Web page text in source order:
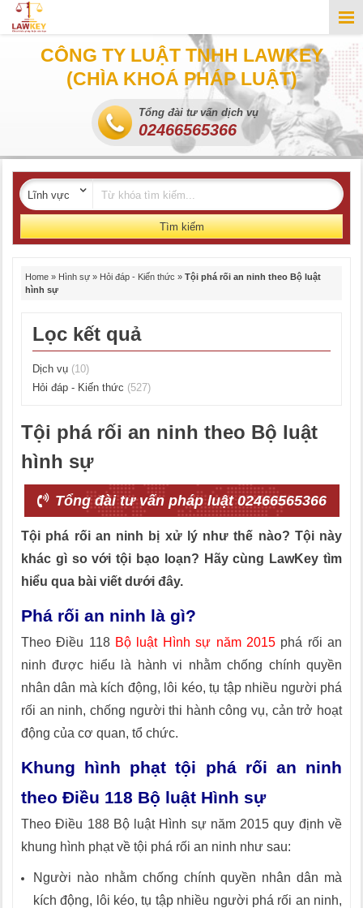
CÔNG TY LUẬT TNHH LAWKEY
(CHÌA KHOÁ PHÁP LUẬT)
Tổng đài tư vấn dịch vụ
02466565366
Tìm kiếm
Home » Hình sự » Hỏi đáp - Kiến thức » Tội phá rối an ninh theo Bộ luật
hình sự
Lọc kết quả
Dịch vụ (10)
Hỏi đáp - Kiến thức (527)
Tội phá rối an ninh theo Bộ luật
hình sự
Tổng đài tư vấn pháp luật 02466565366
Tội phá rối an ninh bị xử lý như thế nào? Tội này
khác gì so với tội bạo loạn? Hãy cùng LawKey tìm
hiểu qua bài viết dưới đây.
Phá rối an ninh là gì?
Theo Điều 118 Bộ luật Hình sự năm 2015phá rối an
ninh được hiểu là hành vi nhằm chống chính quyền
nhân dân mà kích động, lôi kéo, tụ tập nhiều người phá
rối an ninh, chống người thi hành công vụ, cản trở hoạt
động của cơ quan, tổ chức.
Khung hình phạt tội phá rối an ninh
theo Điều 118 Bộ luật Hình sự
Theo Điều 188 Bộ luật Hình sự năm 2015 quy định về
khung hình phạt về tội phá rối an ninh như sau:
Người nào nhằm chống chính quyền nhân dân mà
kích động, lôi kéo, tụ tập nhiều người phá rối an ninh,